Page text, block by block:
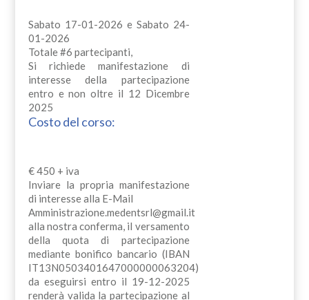
Sabato 17-01-2026 e Sabato 24-
01-2026
Totale #6 partecipanti,
Si richiede manifestazione di
interesse della partecipazione
entro e non oltre il 12 Dicembre
2025
Costo del corso:
€ 450 + iva
Inviare la propria manifestazione
di interesse alla E-Mail
Amministrazione.medentsrl@gmail.it
alla nostra conferma, il versamento
della quota di partecipazione
mediante bonifico bancario (IBAN
IT13N0503401647000000063204)
da eseguirsi entro il 19-12-2025
renderà valida la partecipazione al